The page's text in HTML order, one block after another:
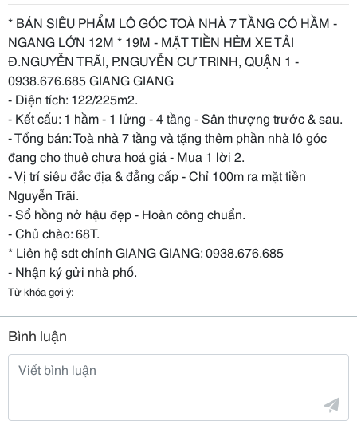
* BÁN SIÊU PHẨM LÔ GÓC TOÀ NHÀ 7 TẦNG CÓ HẦM -
NGANG LỚN 12M * 19M - MẶT TIỀN HẺM XE TẢI
Đ.NGUYỄN TRÃI, P.NGUYỄN CƯ TRINH, QUẬN 1 -
0938.676.685 GIANG GIANG
- Diện tích: 122/225m2.
- Kết cấu: 1 hầm - 1 lửng - 4 tầng - Sân thượng trước & sau.
- Tổng bán: Toà nhà 7 tầng và tặng thêm phần nhà lô góc
đang cho thuê chưa hoá giá - Mua 1 lời 2.
- Vị trí siêu đắc địa & đẳng cấp - Chỉ 100m ra mặt tiền
Nguyễn Trãi.
- Sổ hồng nở hậu đẹp - Hoàn công chuẩn.
- Chủ chào: 68T.
* Liên hệ sdt chính GIANG GIANG: 0938.676.685
- Nhận ký gửi nhà phố.
Từ khóa gợi ý:
Bình luận